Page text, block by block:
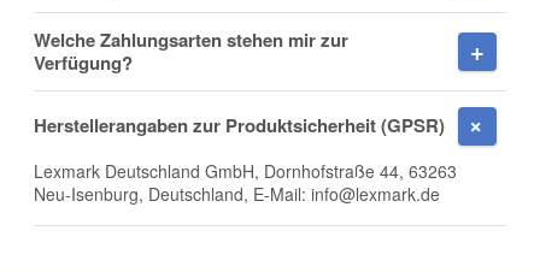
Welche Zahlungsarten stehen mir zur
Verfügung?
Herstellerangaben zur Produktsicherheit (GPSR)
Lexmark Deutschland GmbH, Dornhofstraße 44, 63263
Neu-Isenburg, Deutschland, E-Mail: info@lexmark.de